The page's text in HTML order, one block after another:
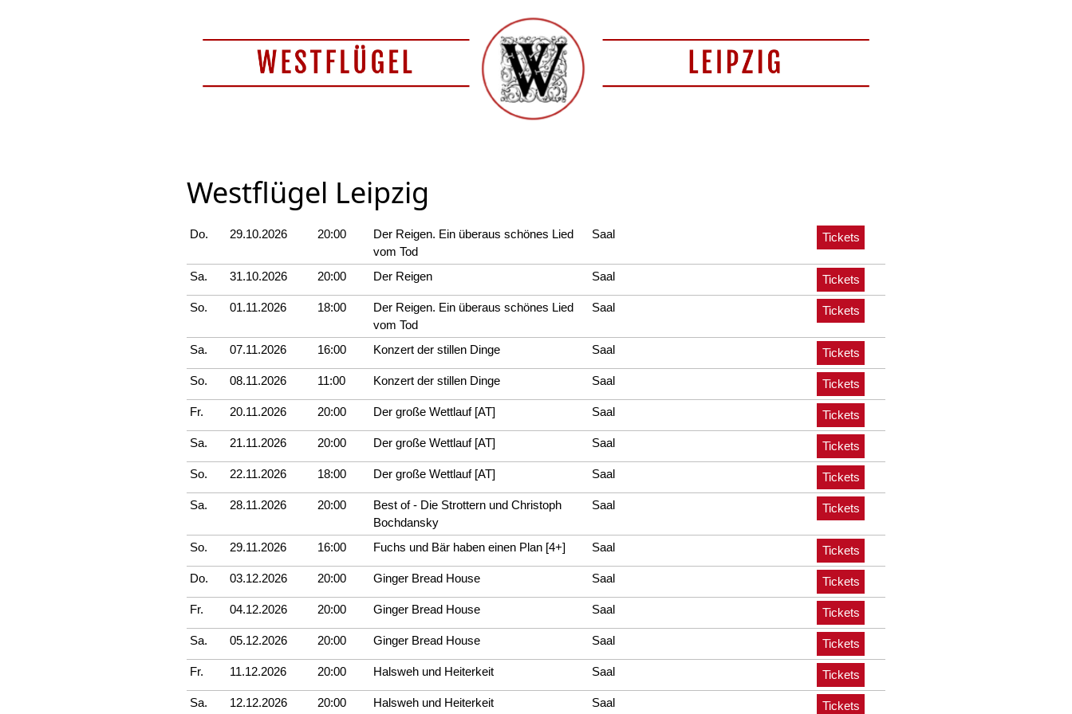
Westflügel Leipzig
Do. 29.10.2026 20:00 Tickets
Der Reigen. Ein überaus schönes Lied
vom Tod
Saal
Sa. 31.10.2026 20:00 Tickets
Der Reigen Saal
So. 01.11.2026 18:00 Tickets
Der Reigen. Ein überaus schönes Lied
vom Tod
Saal
Sa. 07.11.2026 16:00 Tickets
Konzert der stillen Dinge Saal
So. 08.11.2026 11:00 Tickets
Konzert der stillen Dinge Saal
Fr. 20.11.2026 20:00 Tickets
Der große Wettlauf [AT] Saal
Sa. 21.11.2026 20:00 Tickets
Der große Wettlauf [AT] Saal
So. 22.11.2026 18:00 Tickets
Der große Wettlauf [AT] Saal
Sa. 28.11.2026 20:00 Tickets
Best of - Die Strottern und Christoph
Bochdansky
Saal
So. 29.11.2026 16:00 Tickets
Fuchs und Bär haben einen Plan [4+] Saal
Do. 03.12.2026 20:00 Tickets
Ginger Bread House Saal
Fr. 04.12.2026 20:00 Tickets
Ginger Bread House Saal
Sa. 05.12.2026 20:00 Tickets
Ginger Bread House Saal
Fr. 11.12.2026 20:00 Tickets
Halsweh und Heiterkeit Saal
Sa. 12.12.2026 20:00 Tickets
Halsweh und Heiterkeit Saal